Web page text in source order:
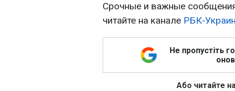
Срочные и важные
читайте на канале РБК-
Не пропустіть
Або читайте